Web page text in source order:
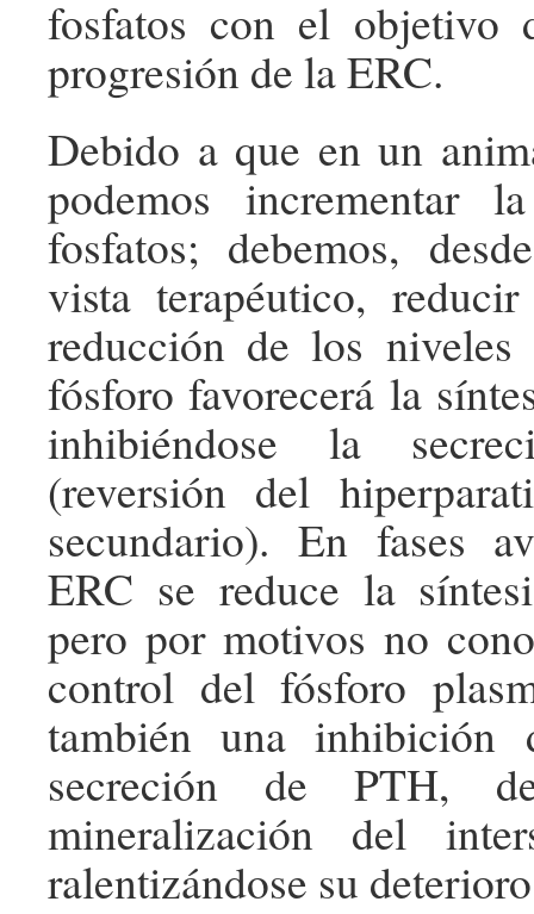
fosfatos con el objetivo
progresión de la ERC.
Debido a que en un
podemos incrementar
fosfatos; debemos,
vista terapéutico,
reducción de los niveles
fósforo favorecerá la
inhibiéndose la
(reversión del
secundario). En fases
ERC se reduce la
pero por motivos no
control del fósforo
también una inhibición
secreción de PTH,
mineralización del
ralentizándose su